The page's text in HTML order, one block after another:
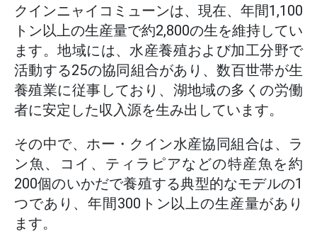
クインニャイコミューンは、現在、年間1,100
トン以上の生産量で約2,800の生を維持してい
ます。地域には、水産養殖および加工分野で
活動する25の協同組合があり、数百世帯が生
養殖業に従事しており、湖地域の多くの労働
者に安定した収入源を生み出しています。
その中で、ホー・クイン水産協同組合は、ラ
ン魚、コイ、ティラピアなどの特産魚を約
200個のいかだで養殖する典型的なモデルの1
つであり、年間300トン以上の生産量があり
ます。